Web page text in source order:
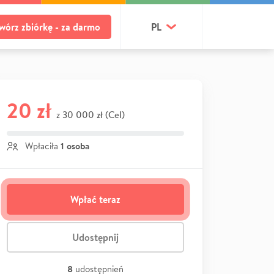
zbiórkę - za darmo PL
20 zł z 30 000 zł (Cel)
Wpłaciła 1 osoba
Wpłać teraz
Udostępnij
8 udostępnień